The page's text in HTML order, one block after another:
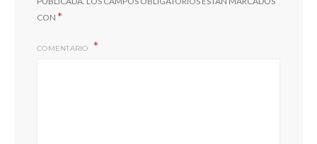
CON *
COMENTARIO